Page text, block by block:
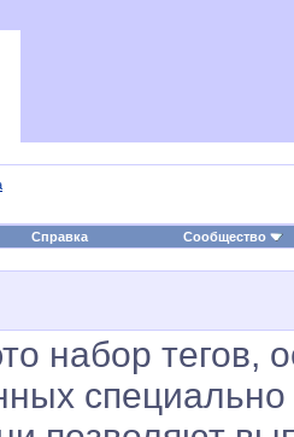
Справка Сообщество
набор тегов,